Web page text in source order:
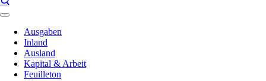
Ausgaben
Inland
Ausland
Kapital & Arbeit
Feuilleton